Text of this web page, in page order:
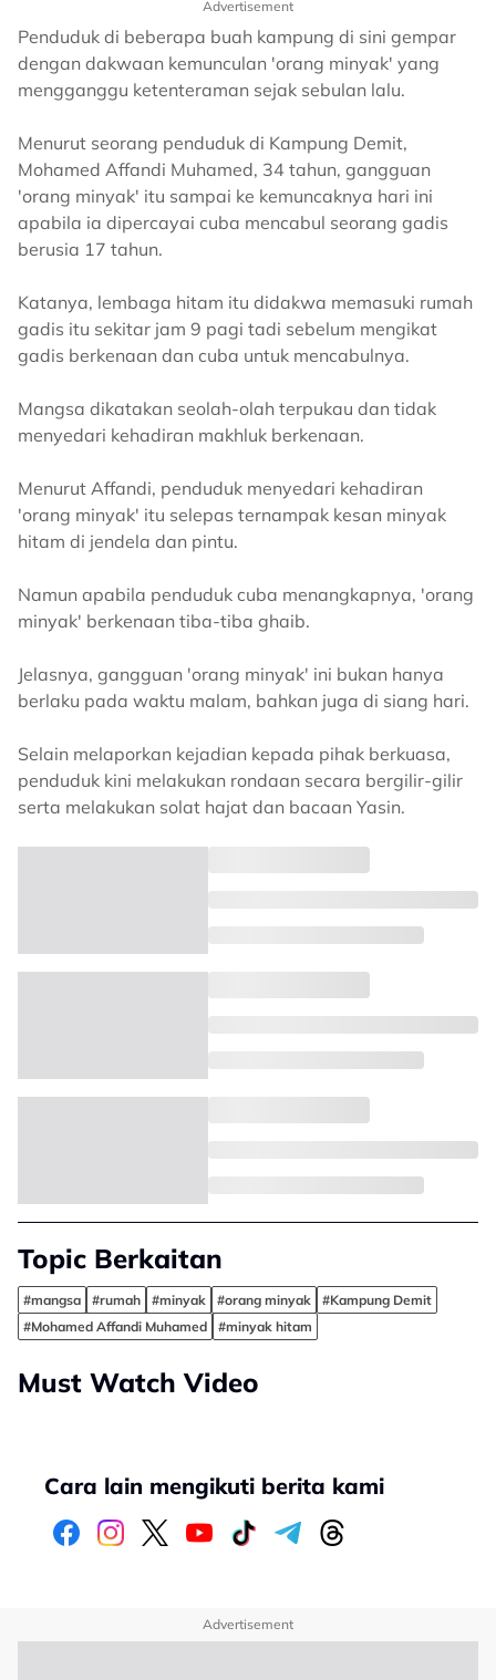
Advertisement
Penduduk di beberapa buah kampung di sini gempar
dengan dakwaan kemunculan 'orang minyak' yang
mengganggu ketenteraman sejak sebulan lalu.
Menurut seorang penduduk di Kampung Demit,
Mohamed Affandi Muhamed, 34 tahun, gangguan
'orang minyak' itu sampai ke kemuncaknya hari ini
apabila ia dipercayai cuba mencabul seorang gadis
berusia 17 tahun.
Katanya, lembaga hitam itu didakwa memasuki rumah
gadis itu sekitar jam 9 pagi tadi sebelum mengikat
gadis berkenaan dan cuba untuk mencabulnya.
Mangsa dikatakan seolah-olah terpukau dan tidak
menyedari kehadiran makhluk berkenaan.
Menurut Affandi, penduduk menyedari kehadiran
'orang minyak' itu selepas ternampak kesan minyak
hitam di jendela dan pintu.
Namun apabila penduduk cuba menangkapnya, 'orang
minyak' berkenaan tiba-tiba ghaib.
Jelasnya, gangguan 'orang minyak' ini bukan hanya
berlaku pada waktu malam, bahkan juga di siang hari.
Selain melaporkan kejadian kepada pihak berkuasa,
penduduk kini melakukan rondaan secara bergilir-gilir
serta melakukan solat hajat dan bacaan Yasin.
Topic Berkaitan
#mangsa #rumah #minyak #orang minyak
#Kampung Demit
#Mohamed Affandi Muhamed
#minyak hitam
Must Watch Video
Cara lain mengikuti berita kami
Advertisement